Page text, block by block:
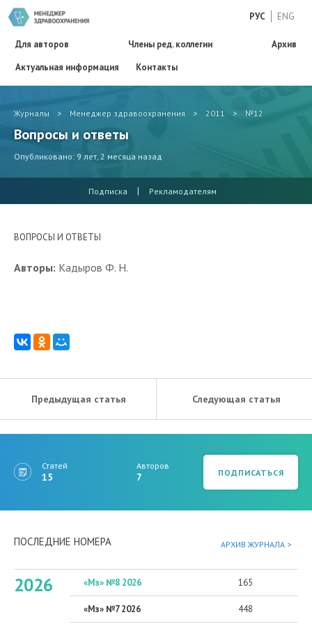
РУС ENG
Для авторов Члены ред. коллегии
Архив
Актуальная информация
Контакты
Журналы > Менеджер здравоохранения > 2011 > №12
Вопросы и ответы
Опубликовано: 9 лет, 2 месяца назад
Подписка | Рекламодателям
ВОПРОСЫ И ОТВЕТЫ
Авторы: Кадыров Ф. Н.
Предыдущая статья Следующая статья
Статей
15
Авторов
7 ПОДПИСАТЬСЯ
ПОСЛЕДНИЕ НОМЕРА АРХИВ ЖУРНАЛА >
2026 «Мз» №8 2026 165
«Мз» №7 2026 448